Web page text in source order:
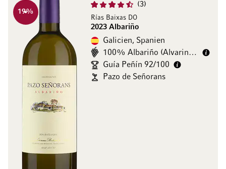
3
Rías Baixas DO
2023 Albariño
19%
Galicien, Spanien
100% Albariño (Alvarinho)
Guía Peñín 92/100
Pazo de Señorans